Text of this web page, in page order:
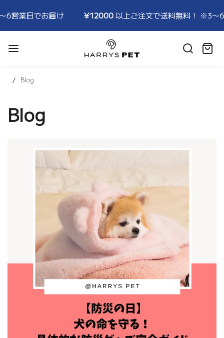
でお届け ¥12000以上ご注文で送料無料！ ※3〜6営業日
HARRYSPET
カ
Blog
Blog